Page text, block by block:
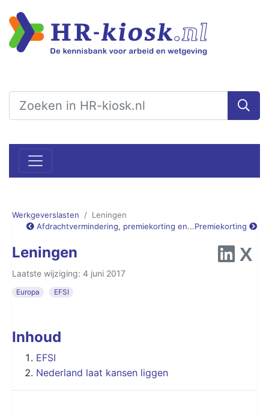
Werkgeverslasten
Leningen
Afdrachtvermindering, premiekorting en...Premiekorting
Leningen
Laatste wijziging: 4 juni 2017
Europa EFSI
Inhoud
EFSI
Nederland laat kansen liggen